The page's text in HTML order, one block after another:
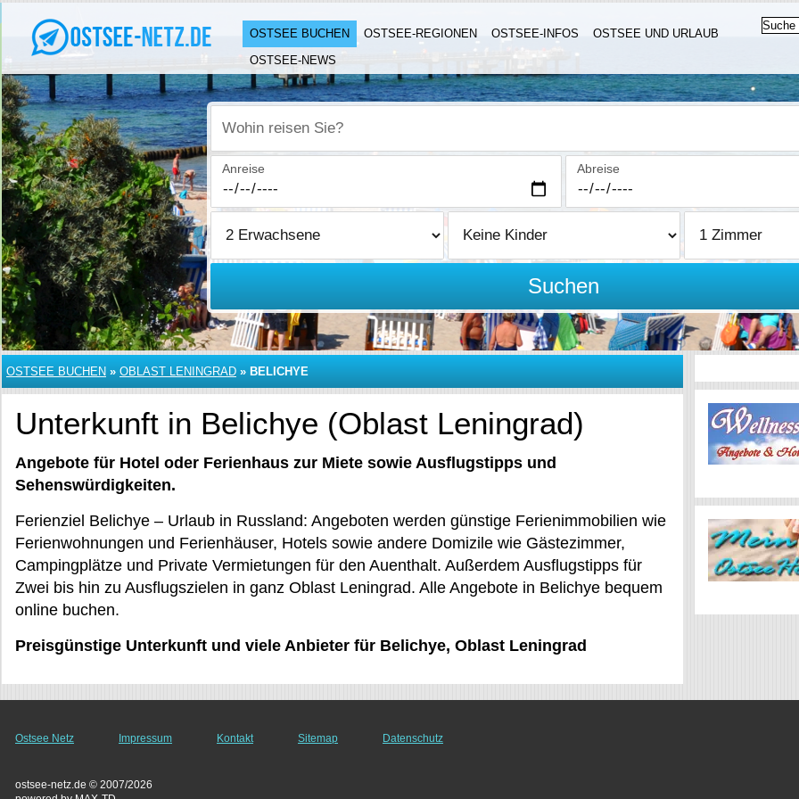
OSTSEE BUCHEN OSTSEE-REGIONEN OSTSEE-INFOS
OSTSEE UND URLAUB
OSTSEE-NEWS
Wohin reisen Sie?
Anreise Abreise
Suchen
OSTSEE BUCHEN » OBLAST LENINGRAD » BELICHYE
Unterkunft in Belichye (Oblast Leningrad)
Angebote für Hotel oder Ferienhaus zur Miete sowie Ausflugstipps und
Sehenswürdigkeiten.
Ferienziel Belichye – Urlaub in Russland: Angeboten werden günstige Ferienimmobilien wie
Ferienwohnungen und Ferienhäuser, Hotels sowie andere Domizile wie Gästezimmer,
Campingplätze und Private Vermietungen für den Auenthalt. Außerdem Ausflugstipps für
Zwei bis hin zu Ausflugszielen in ganz Oblast Leningrad. Alle Angebote in Belichye bequem
online buchen.
Preisgünstige Unterkunft und viele Anbieter für Belichye, Oblast Leningrad
Ostsee Netz Impressum Kontakt Sitemap Datenschutz
ostsee-netz.de © 2007/2026